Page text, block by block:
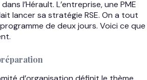
l’Hérault. L’entreprise, une PME
lancer sa stratégie RSE. On a tout
de deux jours. Voici ce que